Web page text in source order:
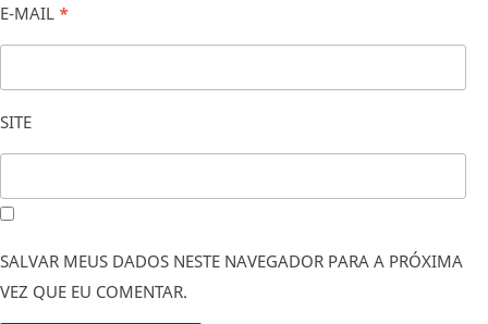
E-MAIL *
SITE
SALVAR MEUS DADOS NESTE NAVEGADOR PARA A PRÓXIMA
VEZ QUE EU COMENTAR.